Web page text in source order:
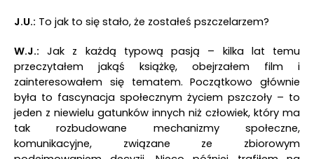
J.U.: To jak to się stało, że zostałeś pszczelarzem?
W.J.: Jak z każdą typową pasją – kilka lat temu
przeczytałem jakąś książkę, obejrzałem film i
zainteresowałem się tematem. Początkowo głównie
była to fascynacja społecznym życiem pszczoły – to
jeden z niewielu gatunków innych niż człowiek, który ma
tak rozbudowane mechanizmy społeczne,
komunikacyjne, związane ze zbiorowym